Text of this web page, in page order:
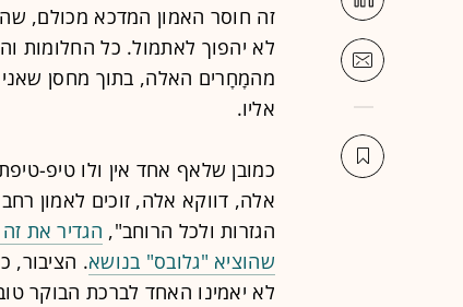
זה חוסר האמון המדכא מכולם,
לא יהפוך לאתמול. כל החלומות
מהמָחָרים האלה, בתוך מחסן
אליו.
כמובן שלאף אחד אין ולו טיפ-
אלה, דווקא אלה, זוכים לאמון
הגזרות ולכל הרוחב", הגדיר את זה
שהוציא "גלובס" בנושא. הציבור,
לא יאמינו האחד לברכת הבוקר